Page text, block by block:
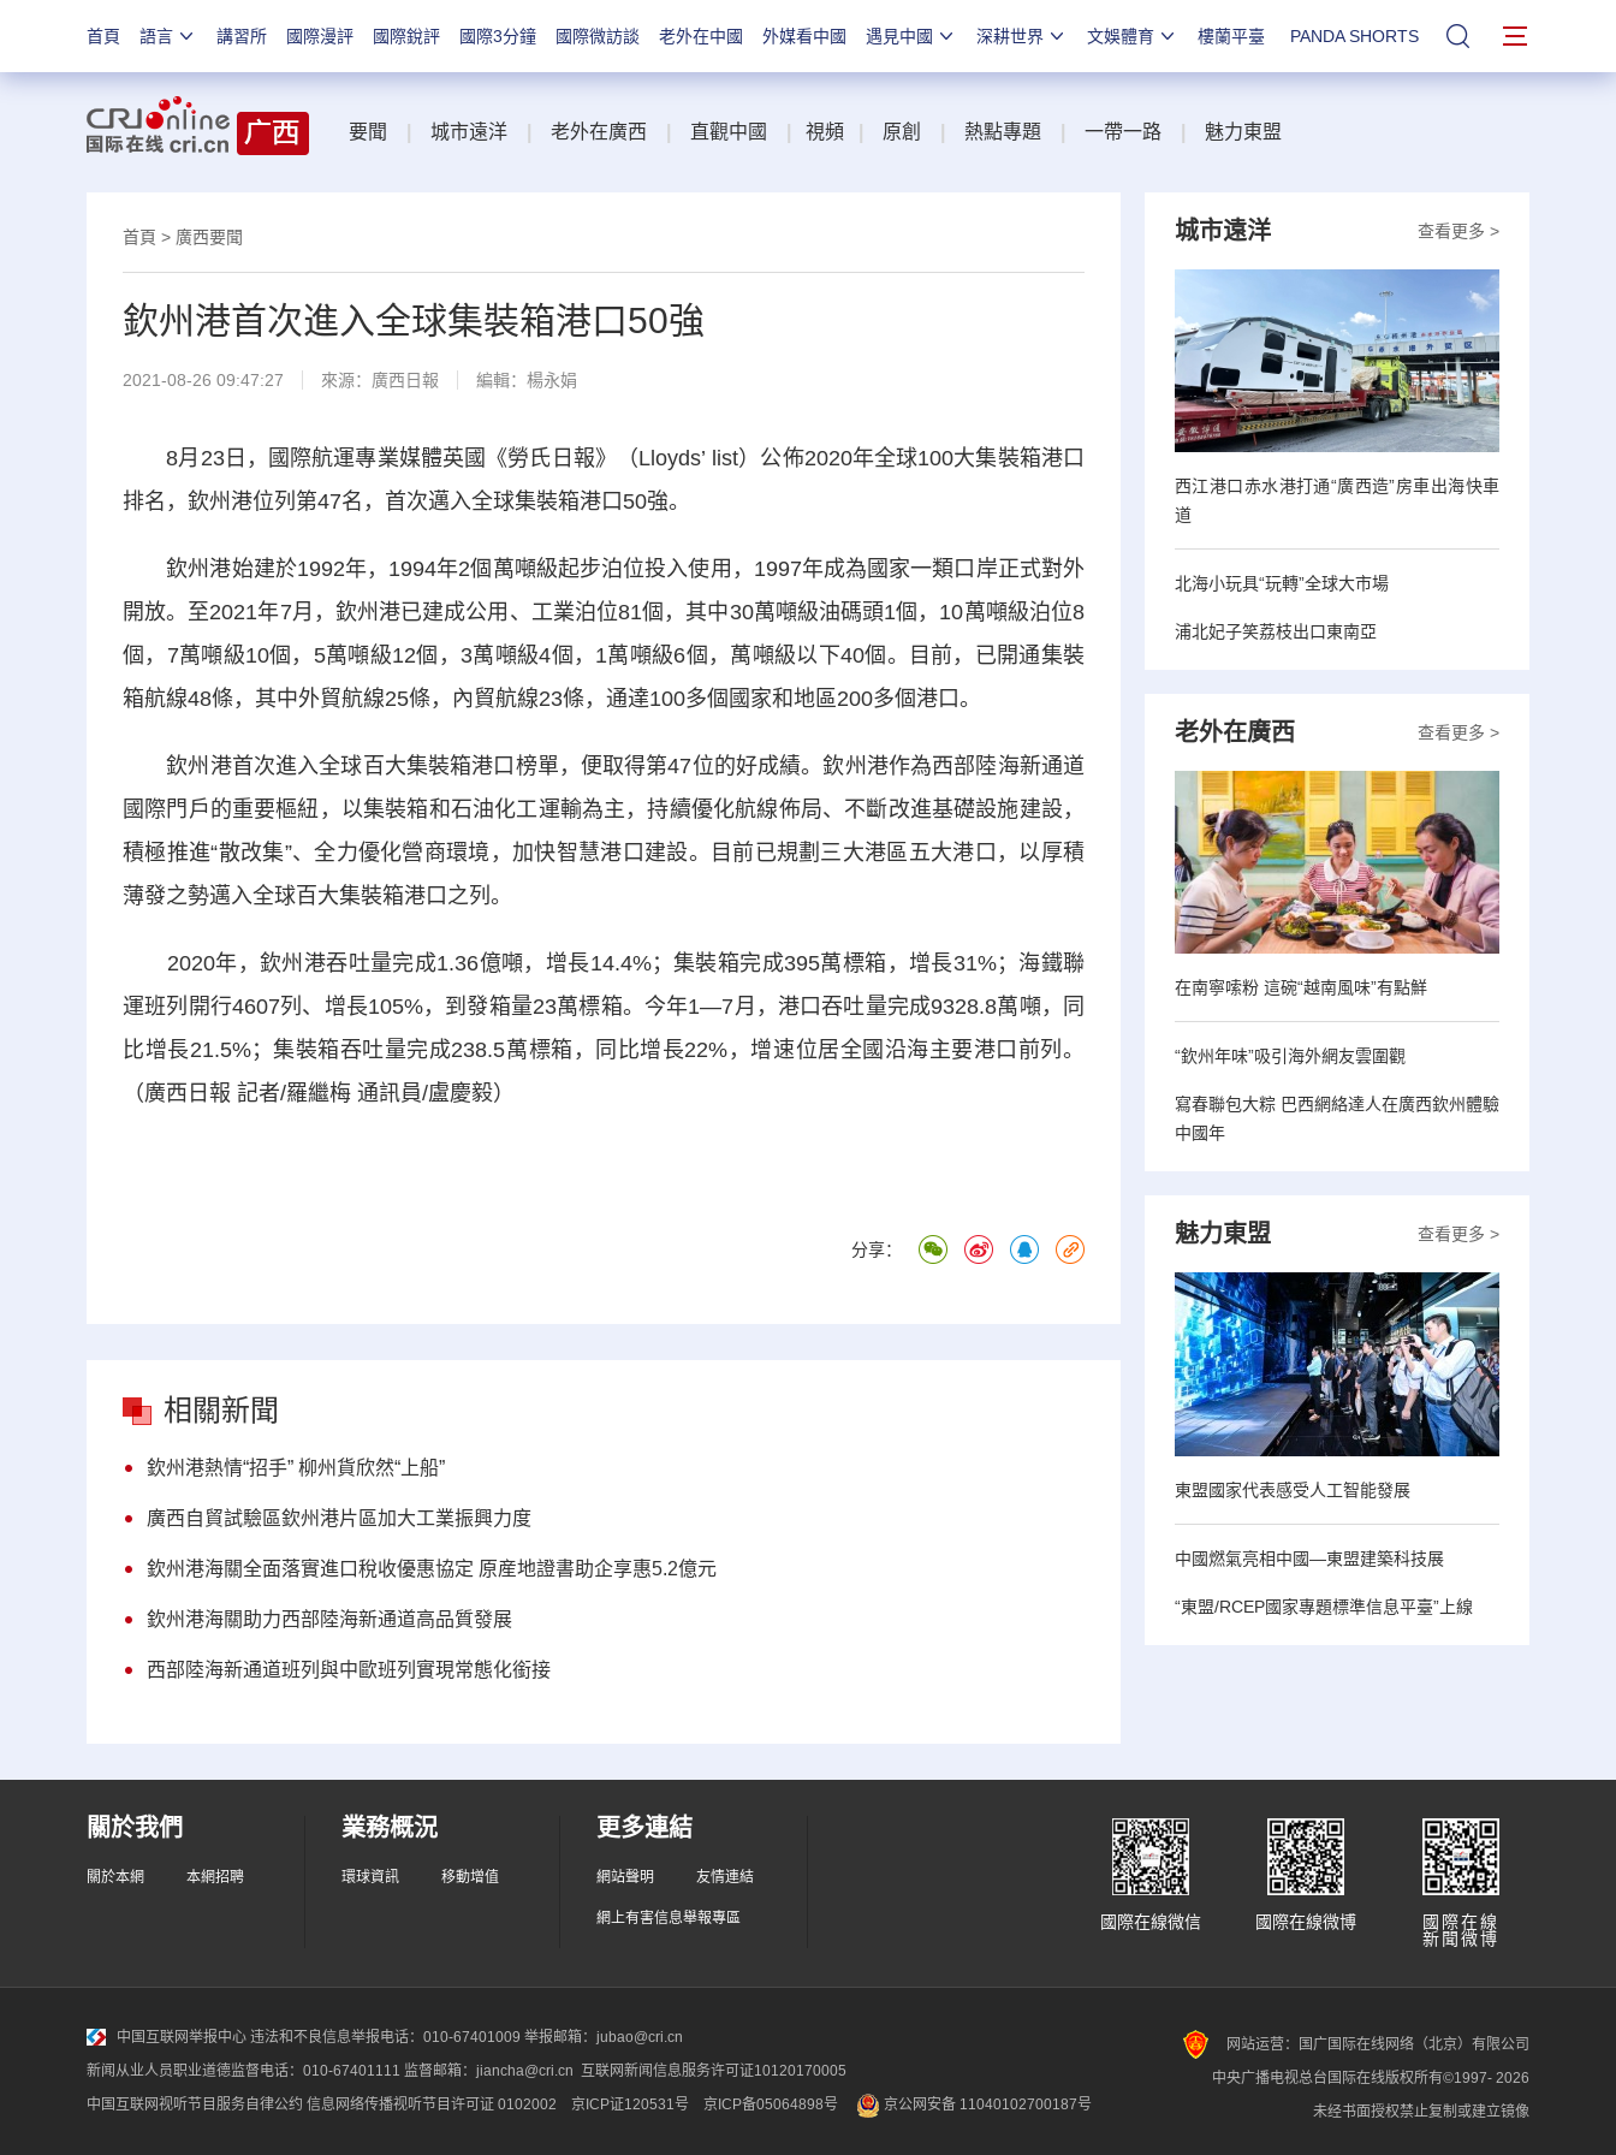
首頁 語言 講習所 國際漫評 國際銳評 國際3分鐘 國際微訪談 老外在中國 外媒看中國 遇見中國 深耕世界 文娛體育 樓蘭平臺 PANDA SHORTS 站內搜索
要聞 城市遠洋 老外在廣西 直觀中國 視頻 原創 熱點專題 一帶一路 魅力東盟
首頁 > 廣西要聞
欽州港首次進入全球集裝箱港口50強
2021-08-26 09:47:27 來源： 廣西日報 編輯：楊永娟
8月23日，國際航運專業媒體英國《勞氏日報》（Lloyds’ list）公佈2020年全球100大集裝箱港口
排名，欽州港位列第47名，首次邁入全球集裝箱港口50強。
欽州港始建於1992年，1994年2個萬噸級起步泊位投入使用，1997年成為國家一類口岸正式對外
開放。至2021年7月，欽州港已建成公用、工業泊位81個，其中30萬噸級油碼頭1個，10萬噸級泊位8
個，7萬噸級10個，5萬噸級12個，3萬噸級4個，1萬噸級6個，萬噸級以下40個。目前，已開通集裝
箱航線48條，其中外貿航線25條，內貿航線23條，通達100多個國家和地區200多個港口。
欽州港首次進入全球百大集裝箱港口榜單，便取得第47位的好成績。欽州港作為西部陸海新通道
國際門戶的重要樞紐，以集裝箱和石油化工運輸為主，持續優化航線佈局、不斷改進基礎設施建設，
積極推進“散改集”、全力優化營商環境，加快智慧港口建設。目前已規劃三大港區五大港口，以厚積
薄發之勢邁入全球百大集裝箱港口之列。
2020年，欽州港吞吐量完成1.36億噸，增長14.4%；集裝箱完成395萬標箱，增長31%；海鐵聯
運班列開行4607列、增長105%，到發箱量23萬標箱。今年1—7月，港口吞吐量完成9328.8萬噸，同
比增長21.5%；集裝箱吞吐量完成238.5萬標箱，同比增長22%，增速位居全國沿海主要港口前列。
（廣西日報 記者/羅繼梅 通訊員/盧慶毅）
分享：
相關新聞
欽州港熱情“招手” 柳州貨欣然“上船”
廣西自貿試驗區欽州港片區加大工業振興力度
欽州港海關全面落實進口稅收優惠協定 原産地證書助企享惠5.2億元
欽州港海關助力西部陸海新通道高品質發展
西部陸海新通道班列與中歐班列實現常態化銜接
查看更多 >
城市遠洋
西江港口赤水港打通“廣西造”房車出海快車
道
北海小玩具“玩轉”全球大市場
浦北妃子笑荔枝出口東南亞
查看更多 >
老外在廣西
在南寧嗦粉 這碗“越南風味”有點鮮
“欽州年味”吸引海外網友雲圍觀
寫春聯包大粽 巴西網絡達人在廣西欽州體驗
中國年
查看更多 >
魅力東盟
東盟國家代表感受人工智能發展
中國燃氣亮相中國—東盟建築科技展
“東盟/RCEP國家專題標準信息平臺”上線
關於我們
關於本網 本網招聘
業務概況
環球資訊 移動增值
更多連結
網站聲明 友情連結
網上有害信息舉報專區
國際在線
新聞微博
國際在線微博
國際在線微信
中国互联网举报中心 违法和不良信息举报电话：010-67401009 举报邮箱：jubao@cri.cn
新闻从业人员职业道德监督电话：010-67401111 监督邮箱：jiancha@cri.cn 互联网新闻信息服务许可证10120170005
中国互联网视听节目服务自律公约 信息网络传播视听节目许可证 0102002 京ICP证120531号 京ICP备05064898号 京公网安备 11040102700187号
网站运营：国广国际在线网络（北京）有限公司
中央广播电视总台国际在线版权所有©1997- 2026
未经书面授权禁止复制或建立镜像